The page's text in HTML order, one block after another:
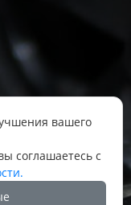
улицы,
Юннянь,
Китай
вашего
соглашаетесь с